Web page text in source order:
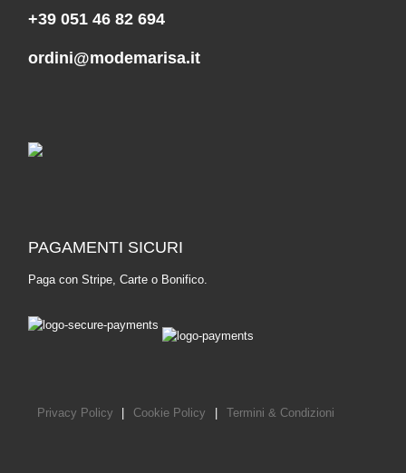
+39 051 46 82 694
ordini@modemarisa.it
PAGAMENTI SICURI
Paga con Stripe, Carte o Bonifico.
Privacy Policy Cookie Policy Termini & Condizioni